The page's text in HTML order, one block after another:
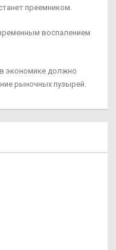
преемником.
воспалением
экономике должно
рыночных пузырей.